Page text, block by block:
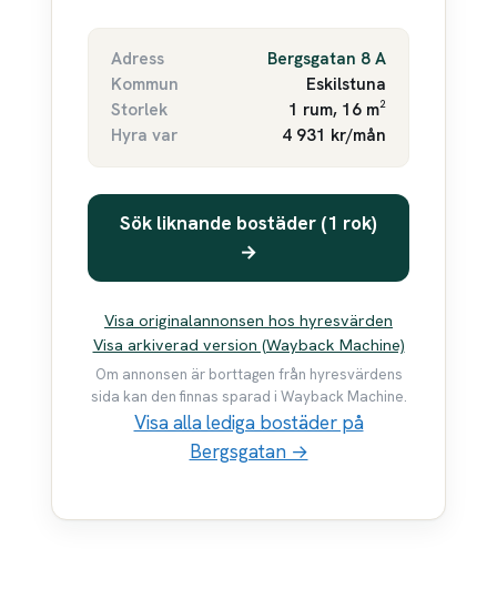
Adress
Bergsgatan 8 A
Kommun
Eskilstuna
Storlek
1 rum, 16 m²
Hyra var
4 931 kr/mån
Sök liknande bostäder (1 rok)
→
Visa originalannonsen hos hyresvärden
Visa arkiverad version (Wayback Machine)
Om annonsen är borttagen från hyresvärdens
sida kan den finnas sparad i Wayback Machine.
Visa alla lediga bostäder på
Bergsgatan →